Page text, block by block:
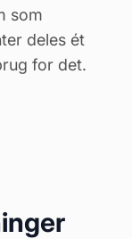
som
deles ét
for det.